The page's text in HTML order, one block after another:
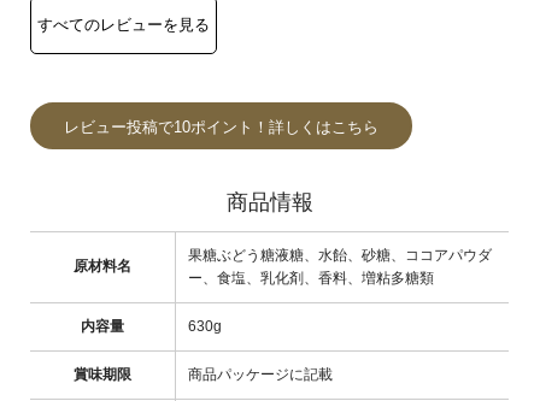
レビュー投稿で10ポイント！詳しくはこちら
商品情報
原材料名
果糖ぶどう糖液糖、水飴、砂糖、ココアパウダ
ー、食塩、乳化剤、香料、増粘多糖類
内容量 630g
賞味期限 商品パッケージに記載